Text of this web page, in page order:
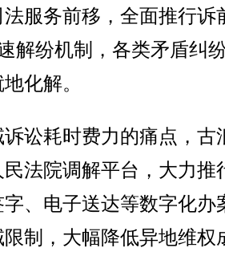
服务前移，全面推行诉
解纷机制，各类矛盾纠
化解。
耗时费力的痛点，古
民法院调解平台，大力推
、电子送达等数字化办
制，大幅降低异地维权